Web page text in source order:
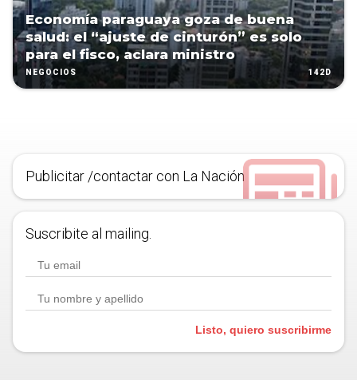
Economía paraguaya goza de buena
salud: el “ajuste de cinturón” es solo
para el fisco, aclara ministro
NEGOCIOS 142D
Publicitar /contactar con La Nación
Suscribite al mailing.
Listo, quiero suscribirme